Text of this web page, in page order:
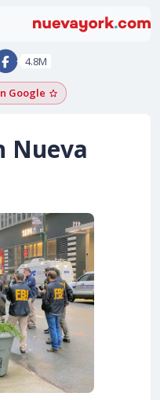
YouTube
- Instagram
4.8M
GoogleAdd as a Google
Nueva